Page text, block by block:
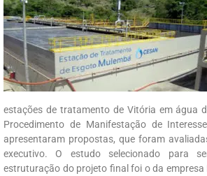
estações de tratamento de Vitória em água
Procedimento de Manifestação de
apresentaram propostas, que foram
executivo. O estudo selecionado para
estruturação do projeto final foi o da empresa